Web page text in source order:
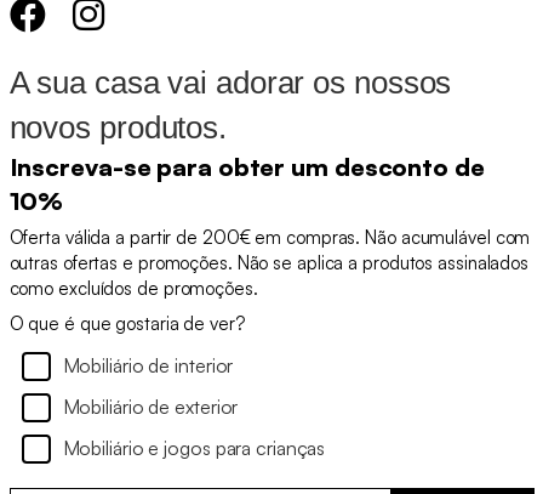
A sua casa vai adorar os nossos
novos produtos.
Inscreva-se para obter um desconto de
10%
Oferta válida a partir de 200€ em compras. Não acumulável com
outras ofertas e promoções. Não se aplica a produtos assinalados
como excluídos de promoções.
O que é que gostaria de ver?
Mobiliário de interior
Mobiliário de exterior
Mobiliário e jogos para crianças